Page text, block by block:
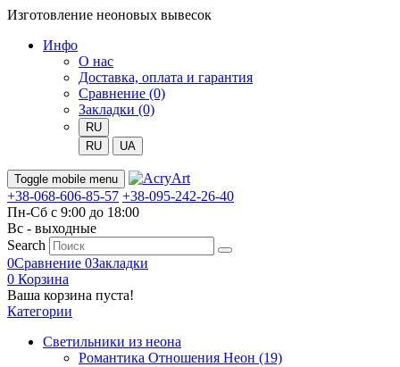
Изготовление неоновых вывесок
Инфо
О нас
Доставка, оплата и гарантия
Сравнение (0)
Закладки (0)
RU
RU
UA
Toggle mobile menu
+38-068-606-85-57 +38-095-242-26-40
Пн-Сб с 9:00 до 18:00
Вс - выходные
Search
0Сравнение 0Закладки
0 Корзина
Ваша корзина пуста!
Категории
Светильники из неона
Романтика Отношения Неон (19)